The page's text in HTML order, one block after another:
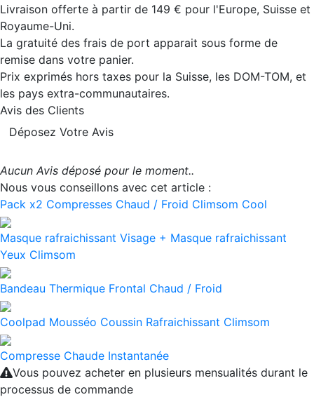
Livraison offerte à partir de 149 € pour l'Europe, Suisse et
Royaume-Uni.
La gratuité des frais de port apparait sous forme de
remise dans votre panier.
Prix exprimés hors taxes pour la Suisse, les DOM-TOM, et
les pays extra-communautaires.
Avis des Clients
Déposez Votre Avis
Aucun Avis déposé pour le moment..
Nous vous conseillons avec cet article :
Pack x2 Compresses Chaud / Froid Climsom Cool
Masque rafraichissant Visage + Masque rafraichissant
Yeux Climsom
Bandeau Thermique Frontal Chaud / Froid
Coolpad Mousséo Coussin Rafraichissant Climsom
Compresse Chaude Instantanée
Vous pouvez acheter en plusieurs mensualités durant le
processus de commande